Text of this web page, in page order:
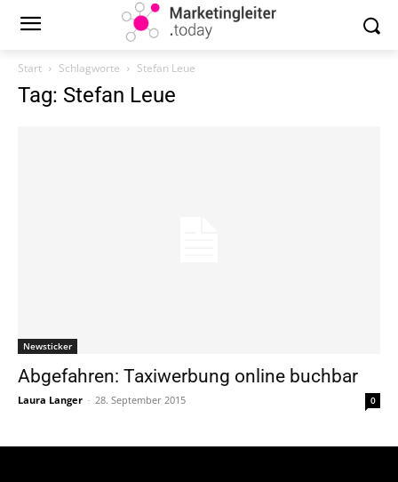
Start Schlagworte Stefan Leue
Tag: Stefan Leue
Newsticker
Abgefahren: Taxiwerbung online buchbar
Laura Langer - 28. September 2015 0